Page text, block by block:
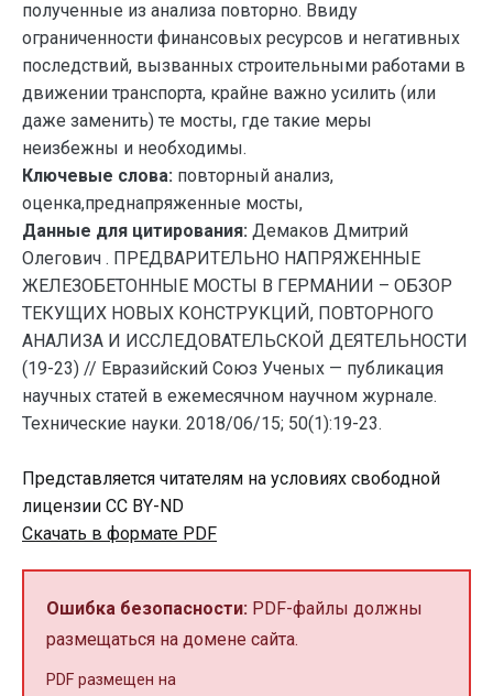
полученные из анализа повторно. Ввиду
ограниченности финансовых ресурсов и негативных
последствий, вызванных строительными работами в
движении транспорта, крайне важно усилить (или
даже заменить) те мосты, где такие меры
неизбежны и необходимы.
Ключевые слова: повторный анализ,
оценка,преднапряженные мосты,
Данные для цитирования: Демаков Дмитрий
Олегович . ПРЕДВАРИТЕЛЬНО НАПРЯЖЕННЫЕ
ЖЕЛЕЗОБЕТОННЫЕ МОСТЫ В ГЕРМАНИИ – ОБЗОР
ТЕКУЩИХ НОВЫХ КОНСТРУКЦИЙ, ПОВТОРНОГО
АНАЛИЗА И ИССЛЕДОВАТЕЛЬСКОЙ ДЕЯТЕЛЬНОСТИ
(19-23) // Евразийский Союз Ученых — публикация
научных статей в ежемесячном научном журнале.
Технические науки. 2018/06/15; 50(1):19-23.
Представляется читателям на условиях свободной
лицензии CC BY-ND
Скачать в формате PDF
Ошибка безопасности: PDF-файлы должны
размещаться на домене сайта.
PDF размещен на